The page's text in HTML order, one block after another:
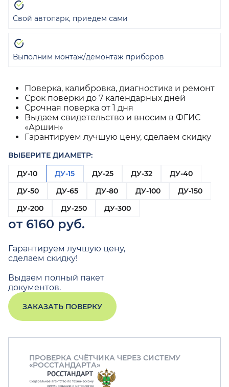
Поверка, калибровка, диагностика и ремонт
Срок поверки до 7 календарных дней
Срочная поверка от 1 дня
Выдаем свидетельство и вносим в ФГИС
«Аршин»
Гарантируем лучшую цену, сделаем скидку
ВЫБЕРИТЕ ДИАМЕТР:
ДУ-10
ДУ-15 ДУ-25 ДУ-32
ДУ-40
ДУ-50
ДУ-65 ДУ-80 ДУ-100
ДУ-150
ДУ-200
ДУ-250 ДУ-300
от 6160 руб.
Гарантируем лучшую цену,
сделаем скидку!
Выдаем полный пакет
документов.
ЗАКАЗАТЬ ПОВЕРКУ
Свой автопарк, приедем сами
Выполним монтаж/демонтаж приборов
ПРОВЕРКА СЧЁТЧИКА ЧЕРЕЗ СИСТЕМУ
«РОССТАНДАРТА»